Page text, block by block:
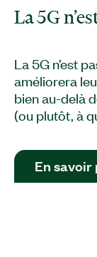
La 5G
La 5G n’est
améliorera
bien au-delà
(ou plutôt, à
En savoir